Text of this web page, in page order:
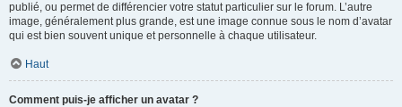
publié, ou permet de différencier votre statut particulier sur le forum. L’autre
image, généralement plus grande, est une image connue sous le nom d’avatar
qui est bien souvent unique et personnelle à chaque utilisateur.
Haut
Comment puis-je afficher un avatar ?